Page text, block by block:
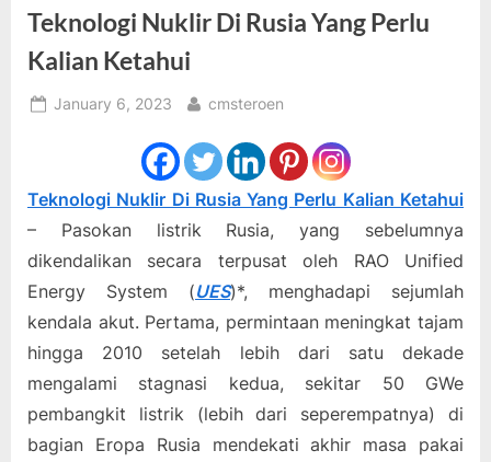
Teknologi Nuklir Di Rusia Yang Perlu
Kalian Ketahui
Posted
January 6, 2023 By
cmsteroen
Teknologi Nuklir Di Rusia Yang Perlu Kalian Ketahui
– Pasokan listrik Rusia, yang sebelumnya
dikendalikan secara terpusat oleh RAO Unified
Energy System (UES)*, menghadapi sejumlah
kendala akut. Pertama, permintaan meningkat tajam
hingga 2010 setelah lebih dari satu dekade
mengalami stagnasi kedua, sekitar 50 GWe
pembangkit listrik (lebih dari seperempatnya) di
bagian Eropa Rusia mendekati akhir masa pakai